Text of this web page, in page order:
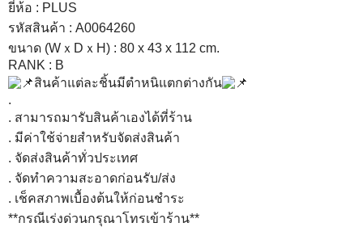
ยี่ห้อ : PLUS
รหัสสินค้า : A0064260
ขนาด (WｘDｘH) : 80 x 43 x 112 cm.
RANK : B
สินค้าแต่ละชิ้นมีตำหนิแตกต่างกัน
.
. สามารถมารับสินค้าเองได้ที่ร้าน
. มีค่าใช้จ่ายสำหรับจัดส่งสินค้า
. จัดส่งสินค้าทั่วประเทศ
. จัดทำความสะอาดก่อนรับ/ส่ง
. เช็คสภาพเบื้องต้นให้ก่อนชำระ
**กรณีเร่งด่วนกรุณาโทรเข้าร้าน**